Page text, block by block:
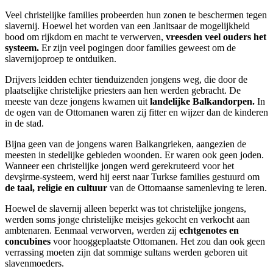
Veel christelijke families probeerden hun zonen te beschermen tegen
slavernij. Hoewel het worden van een Janitsaar de mogelijkheid
bood om rijkdom en macht te verwerven, vreesden veel ouders het
systeem. Er zijn veel pogingen door families geweest om de
slavernijoproep te ontduiken.
Drijvers leidden echter tienduizenden jongens weg, die door de
plaatselijke christelijke priesters aan hen werden gebracht. De
meeste van deze jongens kwamen uit landelijke Balkandorpen. In
de ogen van de Ottomanen waren zij fitter en wijzer dan de kinderen
in de stad.
Bijna geen van de jongens waren Balkangrieken, aangezien de
meesten in stedelijke gebieden woonden. Er waren ook geen joden.
Wanneer een christelijke jongen werd gerekruteerd voor het
devşirme-systeem, werd hij eerst naar Turkse families gestuurd om
de taal, religie en cultuur van de Ottomaanse samenleving te leren.
Hoewel de slavernij alleen beperkt was tot christelijke jongens,
werden soms jonge christelijke meisjes gekocht en verkocht aan
ambtenaren. Eenmaal verworven, werden zij echtgenotes en
concubines voor hooggeplaatste Ottomanen. Het zou dan ook geen
verrassing moeten zijn dat sommige sultans werden geboren uit
slavenmoeders.